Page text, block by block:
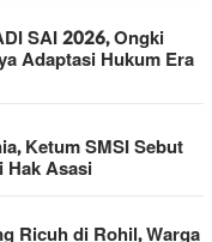
SAI 2026, Ongki
Adaptasi Hukum Era
Ketum SMSI Sebut
Hak Asasi